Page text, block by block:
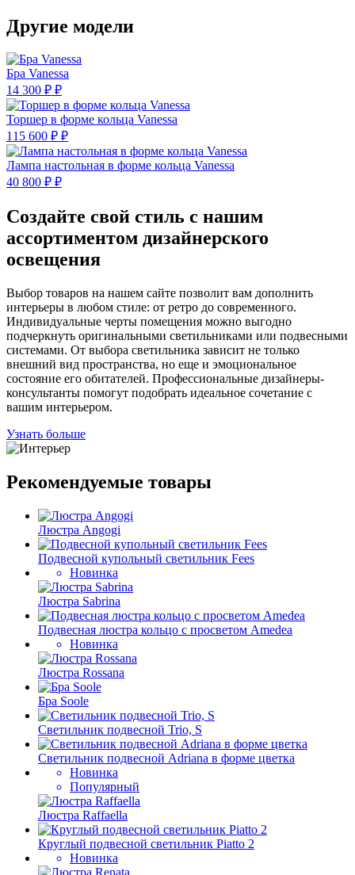
Другие модели
Бра Vanessa
14 300 ₽ ₽
Торшер в форме кольца Vanessa
115 600 ₽ ₽
Лампа настольная в форме кольца Vanessa
40 800 ₽ ₽
Создайте свой стиль с нашим
ассортиментом дизайнерского
освещения
Выбор товаров на нашем сайте позволит вам дополнить
интерьеры в любом стиле: от ретро до современного.
Индивидуальные черты помещения можно выгодно
подчеркнуть оригинальными светильниками или подвесными
системами. От выбора светильника зависит не только
внешний вид пространства, но еще и эмоциональное
состояние его обитателей. Профессиональные дизайнеры-
консультанты помогут подобрать идеальное сочетание с
вашим интерьером.
Узнать больше
Рекомендуемые товары
Люстра Angogi
Подвесной купольный светильник Fees
Новинка
Люстра Sabrina
Подвесная люстра кольцо с просветом Amedea
Новинка
Люстра Rossana
Бра Soole
Светильник подвесной Trio, S
Светильник подвесной Adriana в форме цветка
Новинка
Популярный
Люстра Raffaella
Круглый подвесной светильник Piatto 2
Новинка